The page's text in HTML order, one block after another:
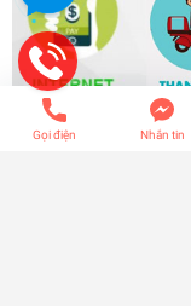
Gọi điện Nhắn tin